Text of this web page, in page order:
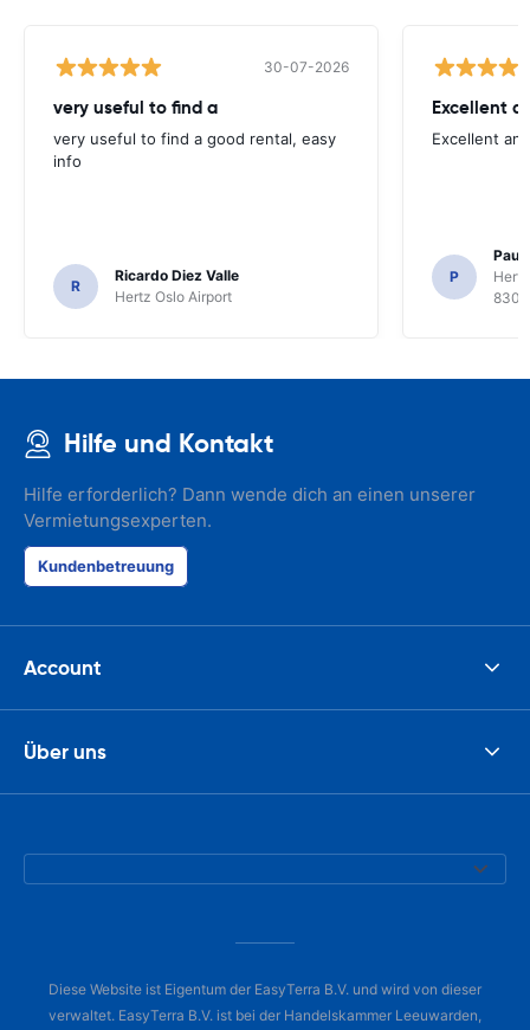
30-07-2026
very useful to find a
very useful to find a good rental, easy
info
R
Ricardo Diez Valle
Hertz Oslo Airport
Excellent
Excellent
P
Paul
8300
Hilfe und Kontakt
Hilfe erforderlich? Dann wende dich an einen unserer
Vermietungsexperten.
Kundenbetreuung
Account
Über uns
Diese Website ist Eigentum der EasyTerra B.V. und wird von dieser
verwaltet. EasyTerra B.V. ist bei der Handelskammer Leeuwarden,